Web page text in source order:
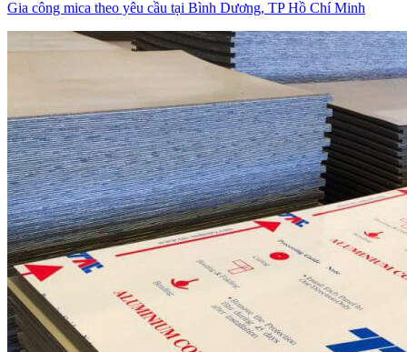
Gia công mica theo yêu cầu tại Bình Dương, TP Hồ Chí Minh